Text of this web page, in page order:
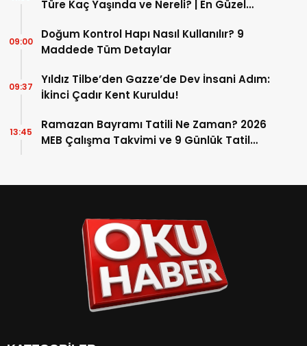
Türe Kaç Yaşında ve Nereli? | En Güzel
Doğum Kontrol Hapı Nasıl Kullanılır? 9
Maddede Tüm Detaylar
09:00
Yıldız Tilbe’den Gazze’de Dev İnsani Adım:
İkinci Çadır Kent Kuruldu!
09:37
Ramazan Bayramı Tatili Ne Zaman? 2026
MEB Çalışma Takvimi ve 9 Günlük Tatil
13:45